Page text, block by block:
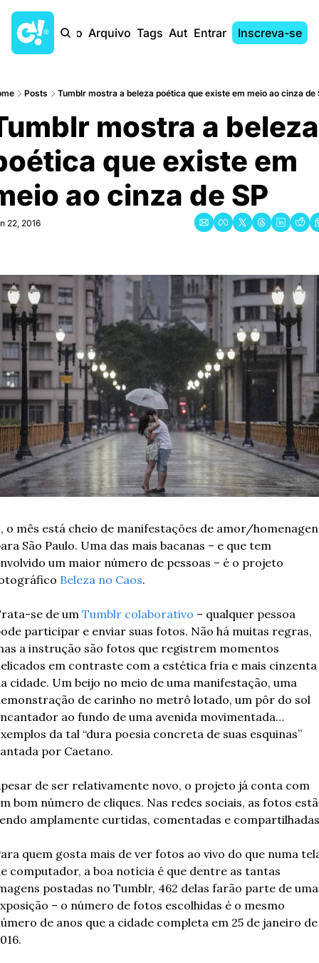
Início Arquivo Tags AutoresEntrar Inscreva-se
Posts Tumblr mostra a beleza poética que existe em meio ao cinza de
mostra a beleza
que existe em
ao cinza de SP
22, 2016
o mês está cheio de manifestações de amor/
São Paulo. Uma das mais bacanas – e que tem
um maior número de pessoas – é o projeto
Beleza no Caos.
se de um Tumblr colaborativo – qualquer pessoa
participar e enviar suas fotos. Não há muitas regras,
a instrução são fotos que registrem momentos
em contraste com a estética fria e mais cinzenta
cidade. Um beijo no meio de uma manifestação, uma
de carinho no metrô lotado, um pôr do sol
ao fundo de uma avenida movimentada…
da tal “dura poesia concreta de suas esquinas”
por Caetano.
de ser relativamente novo, o projeto já conta com
bom número de cliques. Nas redes sociais, as fotos
amplamente curtidas, comentadas e
quem gosta mais de ver fotos ao vivo do que numa
computador, a boa notícia é que dentre as tantas
postadas no Tumblr, 462 delas farão parte de uma
– o número de fotos escolhidas é o mesmo
de anos que a cidade completa em 25 de janeiro de